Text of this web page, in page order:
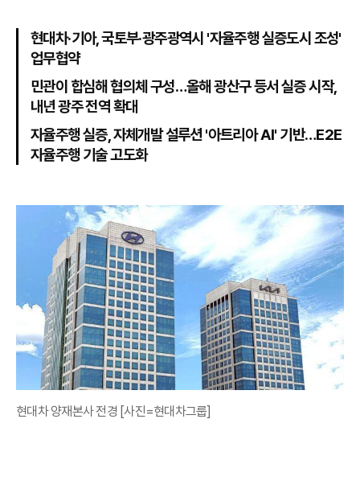
기
현대차·기아, 국토부·광주광역시 '자율주행 실증도시 조성'
업무협약
민관이 합심해 협의체 구성…올해 광산구 등서 실증 시작,
내년 광주 전역 확대
자율주행 실증, 자체개발 설루션 '아트리아 AI' 기반…E2E
자율주행 기술 고도화
현대차 양재본사 전경 [사진=현대차그룹]